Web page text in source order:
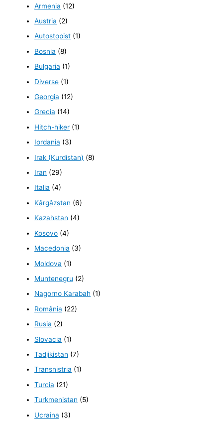
Armenia (12)
Austria (2)
Autostopist (1)
Bosnia (8)
Bulgaria (1)
Diverse (1)
Georgia (12)
Grecia (14)
Hitch-hiker (1)
Iordania (3)
Irak (Kurdistan) (8)
Iran (29)
Italia (4)
Kârgâzstan (6)
Kazahstan (4)
Kosovo (4)
Macedonia (3)
Moldova (1)
Muntenegru (2)
Nagorno Karabah (1)
România (22)
Rusia (2)
Slovacia (1)
Tadjikistan (7)
Transnistria (1)
Turcia (21)
Turkmenistan (5)
Ucraina (3)